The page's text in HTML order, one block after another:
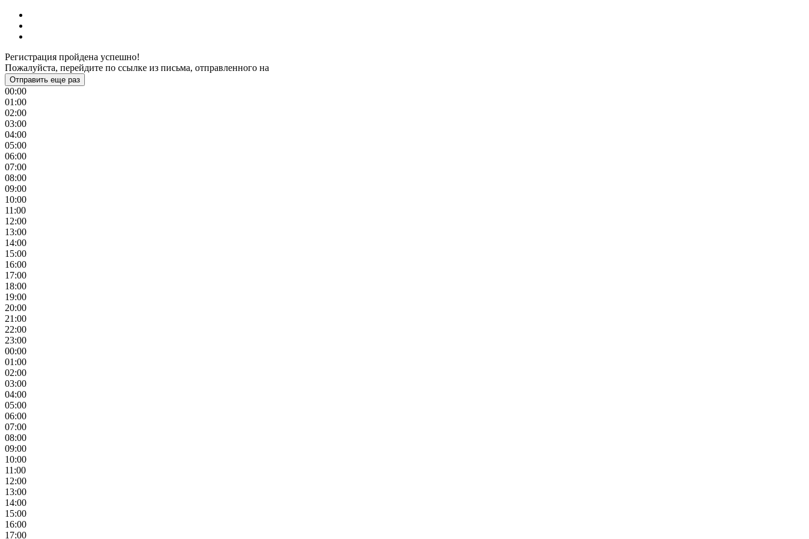
Регистрация пройдена успешно!
Пожалуйста, перейдите по ссылке из письма, отправленного на
Отправить еще раз
00:00
01:00
02:00
03:00
04:00
05:00
06:00
07:00
08:00
09:00
10:00
11:00
12:00
13:00
14:00
15:00
16:00
17:00
18:00
19:00
20:00
21:00
22:00
23:00
00:00
01:00
02:00
03:00
04:00
05:00
06:00
07:00
08:00
09:00
10:00
11:00
12:00
13:00
14:00
15:00
16:00
17:00